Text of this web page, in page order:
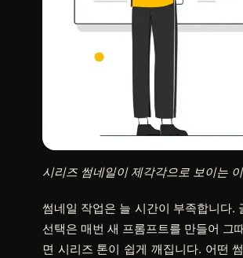
시리즈 썸네일이 제각각으로 보이는
썸네일 작업은 늘 시간이 부족합니다.
선택은 매번 새 프롬프트를 만들어 그
면 시리즈 톤이 쉽게 깨집니다. 어떤